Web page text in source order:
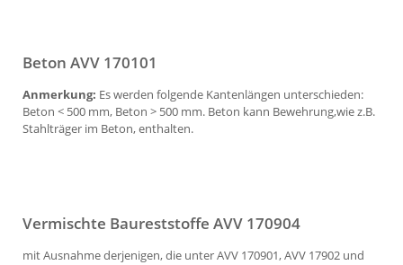
Beton AVV 170101
Anmerkung: Es werden folgende Kantenlängen unterschieden:
Beton < 500 mm, Beton > 500 mm. Beton kann Bewehrung,wie z.B.
Stahlträger im Beton, enthalten.
Vermischte Baureststoffe AVV 170904
mit Ausnahme derjenigen, die unter AVV 170901, AVV 17902 und